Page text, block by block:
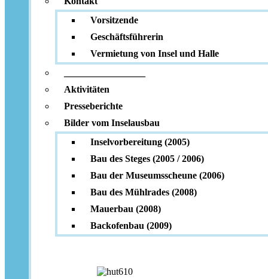
Vorsitzende
Geschäftsführerin
Vermietung von Insel und Halle
Aktivitäten
Presseberichte
Bilder vom Inselausbau
Inselvorbereitung (2005)
Bau des Steges (2005 / 2006)
Bau der Museumsscheune (2006)
Bau des Mühlrades (2008)
Mauerbau (2008)
Backofenbau (2009)